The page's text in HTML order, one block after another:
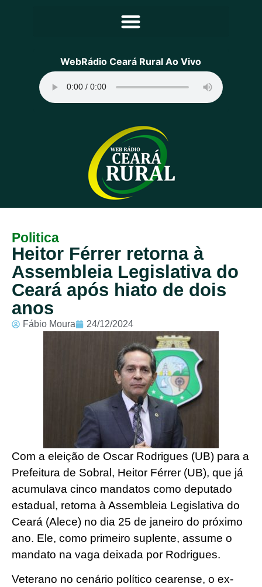
Principal
Programação
Equipe
Contato
Sobre
WebRádio Ceará Rural Ao Vivo
Politica
Heitor Férrer retorna à
Assembleia Legislativa do
Ceará após hiato de dois
anos
Fábio Moura 24/12/2024
Com a eleição de Oscar Rodrigues (UB) para a
Prefeitura de Sobral, Heitor Férrer (UB), que já
acumulava cinco mandatos como deputado
estadual, retorna à Assembleia Legislativa do
Ceará (Alece) no dia 25 de janeiro do próximo
ano. Ele, como primeiro suplente, assume o
mandato na vaga deixada por Rodrigues.
Veterano no cenário político cearense, o ex-